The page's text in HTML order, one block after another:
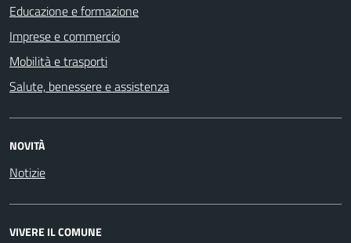
Educazione e formazione
Imprese e commercio
Mobilità e trasporti
Salute, benessere e assistenza
NOVITÀ
Notizie
VIVERE IL COMUNE